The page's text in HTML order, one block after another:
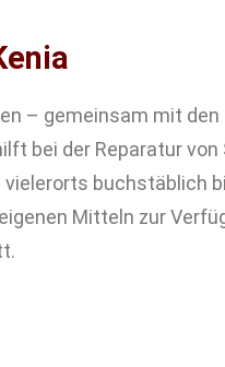
– gemeinsam mit den
bei der Reparatur
buchstäblich
Mitteln zur